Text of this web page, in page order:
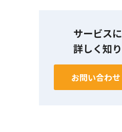
生成
サービス
詳しく知
お問い合わせ